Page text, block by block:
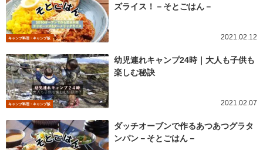
キャンプ料理・キャンプ飯
ズライス！－そとごはん－
2021.02.12
キャンプ料理・キャンプ飯
幼児連れキャンプ24時｜大人も子供も
楽しむ秘訣
2021.02.07
ダッチオーブンで作るあつあつグラタ
ンパン－そとごはん－